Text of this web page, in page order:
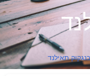
בנגקוק תאילנד